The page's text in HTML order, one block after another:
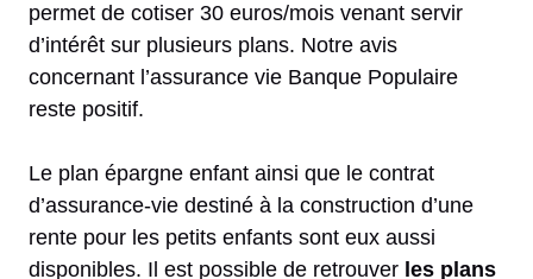
permet de cotiser 30 euros/mois venant servir
d’intérêt sur plusieurs plans. Notre avis
concernant l’assurance vie Banque Populaire
reste positif.
Le plan épargne enfant ainsi que le contrat
d’assurance-vie destiné à la construction d’une
rente pour les petits enfants sont eux aussi
disponibles. Il est possible de retrouver les plans